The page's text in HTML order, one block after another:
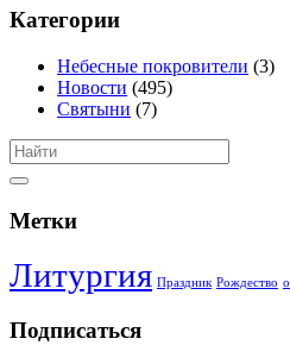
Категории
Небесные покровители (3)
Новости (495)
Святыни (7)
Метки
Литургия Праздник Рождество
Подписаться